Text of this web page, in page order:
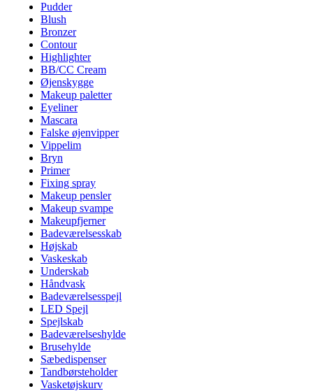
Pudder
Blush
Bronzer
Contour
Highlighter
BB/CC Cream
Øjenskygge
Makeup paletter
Eyeliner
Mascara
Falske øjenvipper
Vippelim
Bryn
Primer
Fixing spray
Makeup pensler
Makeup svampe
Makeupfjerner
Badeværelsesskab
Højskab
Vaskeskab
Underskab
Håndvask
Badeværelsesspejl
LED Spejl
Spejlskab
Badeværelseshylde
Brusehylde
Sæbedispenser
Tandbørsteholder
Vasketøjskurv